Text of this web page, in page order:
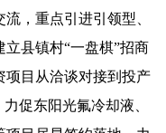
，重点引进引领型、
县镇村“一盘棋”招商
项目从洽谈对接到投产
促东阳光氟冷却液、